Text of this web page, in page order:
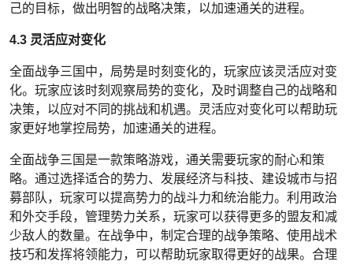
己的目标，做出明智的战略决策，以加速通关的进程。
4.3 灵活应对变化
全面战争三国中，局势是时刻变化的，玩家应该灵活应对变
化。玩家应该时刻观察局势的变化，及时调整自己的战略和
决策，以应对不同的挑战和机遇。灵活应对变化可以帮助玩
家更好地掌控局势，加速通关的进程。
全面战争三国是一款策略游戏，通关需要玩家的耐心和策
略。通过选择适合的势力、发展经济与科技、建设城市与招
募部队，玩家可以提高势力的战斗力和统治能力。利用政治
和外交手段，管理势力关系，玩家可以获得更多的盟友和减
少敌人的数量。在战争中，制定合理的战争策略、使用战术
技巧和发挥将领能力，可以帮助玩家取得更好的战果。合理